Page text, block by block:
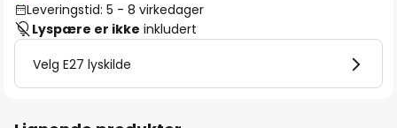
Leveringstid: 5 - 8 virkedager
Lyspære er ikke inkludert
Velg E27 lyskilde